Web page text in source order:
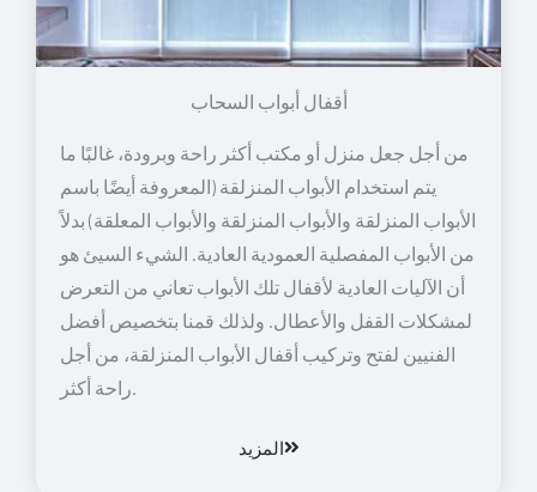
أقفال أبواب السحاب
من أجل جعل منزل أو مكتب أكثر راحة وبرودة، غالبًا ما
يتم استخدام الأبواب المنزلقة (المعروفة أيضًا باسم
الأبواب المنزلقة والأبواب المنزلقة والأبواب المعلقة) بدلاً
من الأبواب المفصلية العمودية العادية. الشيء السيئ هو
أن الآليات العادية لأقفال تلك الأبواب تعاني من التعرض
لمشكلات القفل والأعطال. ولذلك قمنا بتخصيص أفضل
الفنيين لفتح وتركيب أقفال الأبواب المنزلقة، من أجل
راحة أكثر.
المزيد